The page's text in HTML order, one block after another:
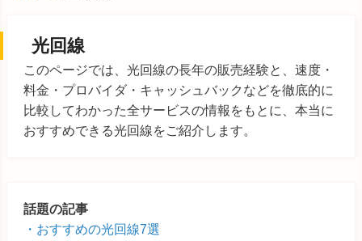
光回線
このページでは、光回線の長年の販売経験と、速度・
料金・プロバイダ・キャッシュバックなどを徹底的に
比較してわかった全サービスの情報をもとに、本当に
おすすめできる光回線をご紹介します。
話題の記事
おすすめの光回線7選